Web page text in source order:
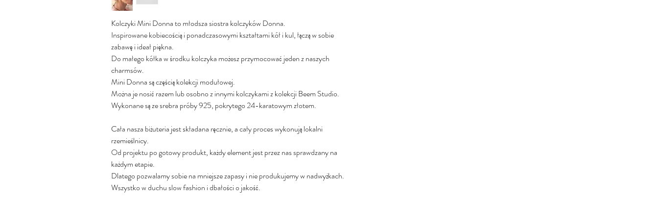
Kolczyki Mini Donna to młodsza siostra kolczyków Donna.
Inspirowane kobiecością i ponadczasowymi kształtami kół i kul, łączą w sobie
zabawę i ideał piękna.
Do małego kółka w środku kolczyka możesz przymocować jeden z naszych
charmsów.
Mini Donna są częścią kolekcji modułowej.
Można je nosić razem lub osobno z innymi kolczykami z kolekcji Beem Studio.
Wykonane są ze srebra próby 925, pokrytego 24-karatowym złotem.
Cała nasza biżuteria jest składana ręcznie, a cały proces wykonują lokalni
rzemieślnicy.
Od projektu po gotowy produkt, każdy element jest przez nas sprawdzany na
każdym etapie.
Dlatego pozwalamy sobie na mniejsze zapasy i nie produkujemy w nadwyżkach.
Wszystko w duchu slow fashion i dbałości o jakość.